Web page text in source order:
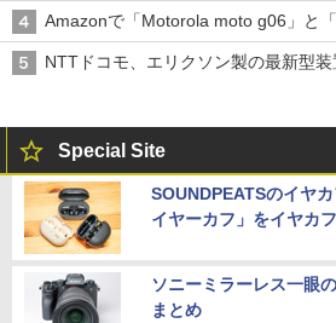
Amazonで「Motorola moto g06」と
NTTドコモ、エリクソン製の最新型
Special Site
SOUNDPEATSのイヤ
イヤーカフ」をイヤカ
ソニーミラーレス一眼
まとめ